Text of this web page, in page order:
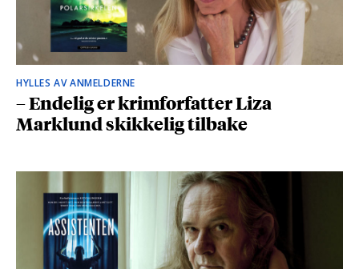
HYLLES AV ANMELDERNE
– Endelig er krimforfatter Liza
Marklund skikkelig tilbake